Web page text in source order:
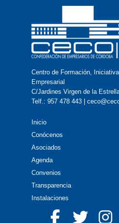
Centro de Formación,
Empresarial
C/Jardines Virgen de la
Telf.: 957 478 443 |
Inicio
Conócenos
Asociados
Agenda
Convenios
Transparencia
Instalaciones